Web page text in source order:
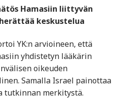
Hamasiin liittyvän
keskustelua
YK:n arvioineen, että
yhdistetyn lääkärin
oikeuden
Samalla Israel painottaa
tutkinnan merkitystä.